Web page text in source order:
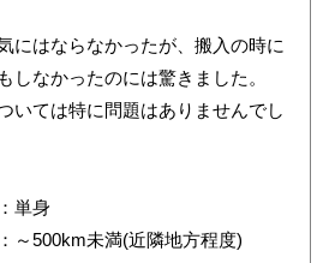
にはならなかったが、搬入の時に
しなかったのには驚きました。
いては特に問題はありませんでし
単身
～500km未満(近隣地方程度)